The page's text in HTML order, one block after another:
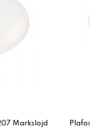
Markslojd Plafon